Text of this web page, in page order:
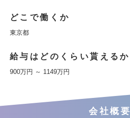
どこで働くか
東京都
給与はどのくらい貰えるか
900万円 ～ 1149万円
会社概要